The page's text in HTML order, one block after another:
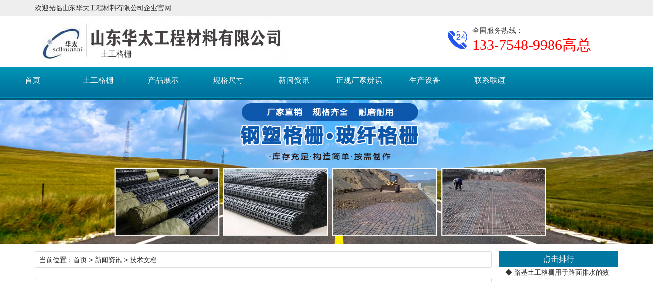
欢迎光临山东华太工程材料有限公司企业官网
土工格栅
全国服务热线：
133-7548-9986高总
首页 土工格栅 产品展示 规格尺寸 新闻资讯 正规厂家辨识 生产设备 联系联谊
点击排行
◆ 路基土工格栅用于路面排水的效
当前位置： 首页 > 新闻资讯 > 技术文档